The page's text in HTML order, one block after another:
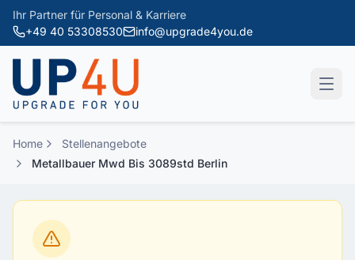
Zum Hauptinhalt springen
Ihr Partner für Personal & Karriere
+49 40 53308530
info@upgrade4you.de
Home
Stellenangebote
Metallbauer Mwd Bis 3089std Berlin